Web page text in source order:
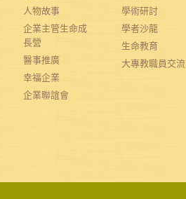
人物故事
企業主管生命成
長營
醫事推廣
幸福企業
企業聯誼會
學術研討
學者沙龍
生命教育
大專教職員交流